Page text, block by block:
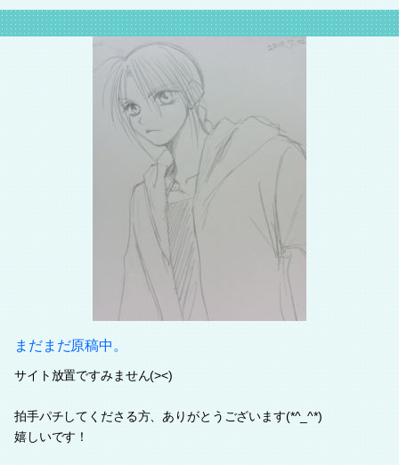
まだまだ原稿中。
サイト放置ですみません(><)
拍手パチしてくださる方、ありがとうございます(*^_^*)
嬉しいです！